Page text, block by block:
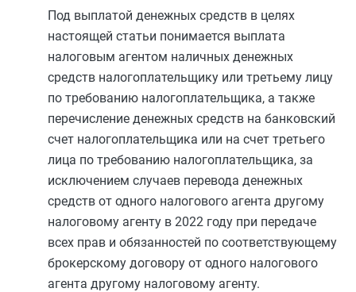
Под выплатой денежных средств в целях
настоящей статьи понимается выплата
налоговым агентом наличных денежных
средств налогоплательщику или третьему лицу
по требованию налогоплательщика, а также
перечисление денежных средств на банковский
счет налогоплательщика или на счет третьего
лица по требованию налогоплательщика, за
исключением случаев перевода денежных
средств от одного налогового агента другому
налоговому агенту в 2022 году при передаче
всех прав и обязанностей по соответствующему
брокерскому договору от одного налогового
агента другому налоговому агенту.